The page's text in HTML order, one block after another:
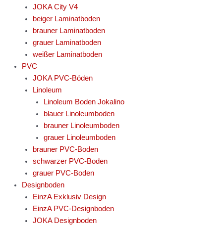
JOKA City V4
beiger Laminatboden
brauner Laminatboden
grauer Laminatboden
weißer Laminatboden
PVC
JOKA PVC-Böden
Linoleum
Linoleum Boden Jokalino
blauer Linoleumboden
brauner Linoleumboden
grauer Linoleumboden
brauner PVC-Boden
schwarzer PVC-Boden
grauer PVC-Boden
Designboden
EinzA Exklusiv Design
EinzA PVC-Designboden
JOKA Designboden